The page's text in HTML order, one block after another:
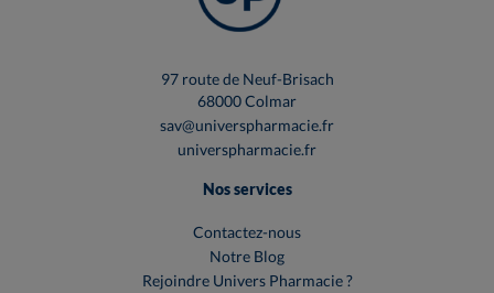
97 route de Neuf-Brisach
68000 Colmar
sav@universpharmacie.fr
universpharmacie.fr
Nos services
Contactez-nous
Notre Blog
Rejoindre Univers Pharmacie ?